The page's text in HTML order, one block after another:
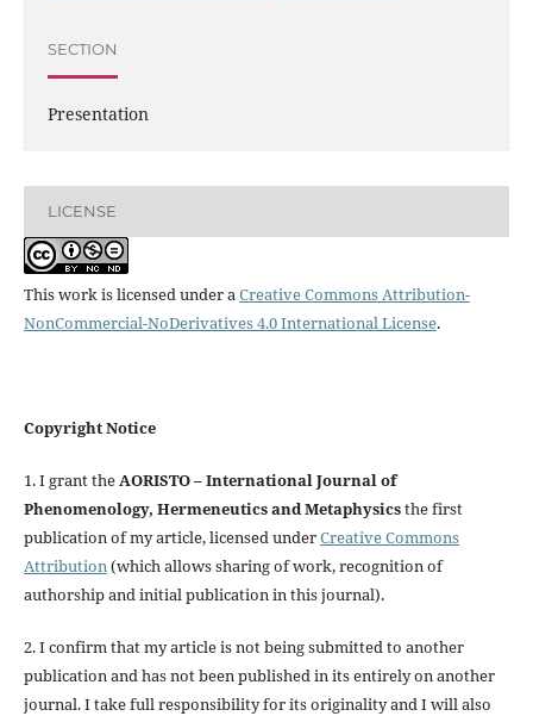
SECTION
Presentation
LICENSE
This work is licensed under aCreative Commons Attribution-
NonCommercial-NoDerivatives 4.0 International License.
Copyright Notice
1. I grant theAORISTO – International Journal of
Phenomenology, Hermeneutics and Metaphysicsthe first
publication of my article, licensed underCreative Commons
Attribution(which allows sharing of work, recognition of
authorship and initial publication in this journal).
2. I confirm that my article is not being submitted to another
publication and has not been published in its entirely on another
journal. I take full responsibility for its originality and I will also